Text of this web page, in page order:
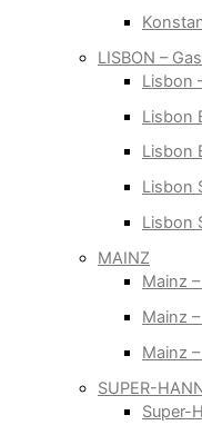
LISBON –
Lisbon
Lisbon
Lisbon
Lisbon
Lisbon
MAINZ
Mainz
Mainz
Mainz
SUPER-
Super-